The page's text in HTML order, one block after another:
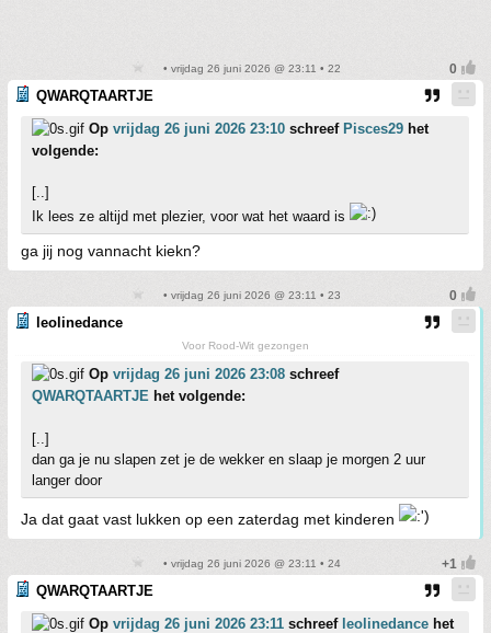
• vrijdag 26 juni 2026 @ 23:11 • 22
QWARQTAARTJE
Op vrijdag 26 juni 2026 23:10 schreef Pisces29 het
volgende:
[..]
Ik lees ze altijd met plezier, voor wat het waard is
ga jij nog vannacht kiekn?
• vrijdag 26 juni 2026 @ 23:11 • 23
leolinedance
Voor Rood-Wit gezongen
Op vrijdag 26 juni 2026 23:08 schreef
QWARQTAARTJE het volgende:
[..]
dan ga je nu slapen zet je de wekker en slaap je morgen 2 uur
langer door
Ja dat gaat vast lukken op een zaterdag met kinderen
• vrijdag 26 juni 2026 @ 23:11 • 24
QWARQTAARTJE
Op vrijdag 26 juni 2026 23:11 schreef leolinedance het